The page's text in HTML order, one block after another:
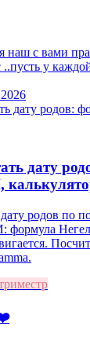
наш с вами
у
дату
дату родов по
формула